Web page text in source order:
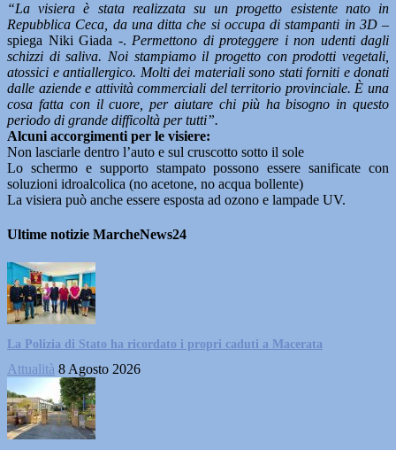
“La visiera è stata realizzata su un progetto esistente nato in
Repubblica Ceca, da una ditta che si occupa di stampanti in 3D –
spiega Niki Giada -. Permettono di proteggere i non udenti dagli
schizzi di saliva. Noi stampiamo il progetto con prodotti vegetali,
atossici e antiallergico. Molti dei materiali sono stati forniti e donati
dalle aziende e attività commerciali del territorio provinciale. È una
cosa fatta con il cuore, per aiutare chi più ha bisogno in questo
periodo di grande difficoltà per tutti”.
Alcuni accorgimenti per le visiere:
Non lasciarle dentro l’auto e sul cruscotto sotto il sole
Lo schermo e supporto stampato possono essere sanificate con
soluzioni idroalcolica (no acetone, no acqua bollente)
La visiera può anche essere esposta ad ozono e lampade UV.
Ultime notizie MarcheNews24
La Polizia di Stato ha ricordato i propri caduti a Macerata
Attualità 8 Agosto 2026